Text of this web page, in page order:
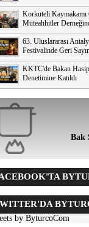
Korkuteli Kaymakamı
Müteahhitler
63. Uluslararası
Festivalinde Geri
KKTC'de Bakan
Denetimine Katıldı
Bak
by ByturcoCom